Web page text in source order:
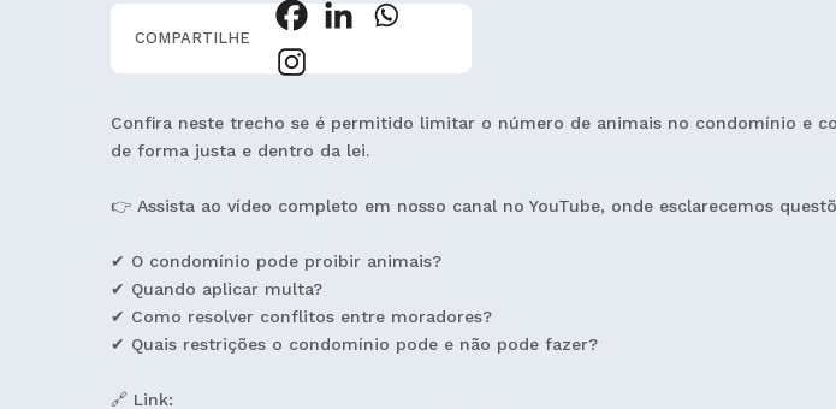
COMPARTILHE
Confira neste trecho se é permitido limitar o número de animais no condomínio e
de forma justa e dentro da lei.
👉 Assista ao vídeo completo em nosso canal no YouTube, onde esclarecemos
✔ O condomínio pode proibir animais?
✔ Quando aplicar multa?
✔ Como resolver conflitos entre moradores?
✔ Quais restrições o condomínio pode e não pode fazer?
🔗 Link: